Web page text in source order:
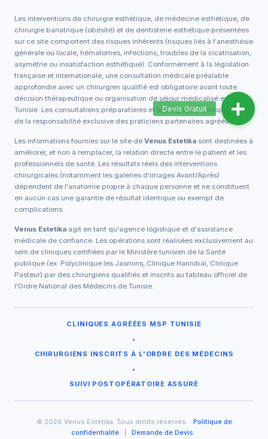
Les interventions de chirurgie esthétique, de médecine esthétique, de
chirurgie bariatrique (obésité) et de dentisterie esthétique présentées
sur ce site comportent des risques inhérents (risques liés à l'anesthésie
générale ou locale, hématomes, infections, troubles de la cicatrisation,
asymétrie ou insatisfaction esthétique). Conformément à la législation
française et internationale, une consultation médicale préalable
approfondie avec un chirurgien qualifié est obligatoire avant toute
décision thérapeutique ou organisation de séjour médicalisé en
Tunisie. Les consultations préparatoires et le diagnostic clinique sont
de la responsabilité exclusive des praticiens partenaires agréés.
Les informations fournies sur le site de Venus Estetika sont destinées à
améliorer, et non à remplacer, la relation directe entre le patient et les
professionnels de santé. Les résultats réels des interventions
chirurgicales (notamment les galeries d'images Avant/Après)
dépendent de l'anatomie propre à chaque personne et ne constituent
en aucun cas une garantie de résultat identique ou exempt de
complications.
Venus Estetika agit en tant qu'agence logistique et d'assistance
médicale de confiance. Les opérations sont réalisées exclusivement au
sein de cliniques certifiées par le Ministère tunisien de la Santé
publique (ex: Polyclinique les Jasmins, Clinique Hannibal, Clinique
Pasteur) par des chirurgiens qualifiés et inscrits au tableau officiel de
l'Ordre National des Médecins de Tunisie.
CLINIQUES AGRÉÉES MSP TUNISIE
•
CHIRURGIENS INSCRITS À L'ORDRE DES MÉDECINS
•
SUIVI POSTOPÉRATOIRE ASSURÉ
© 2026 Venus Estetika. Tous droits réservés.
Politique de
confidentialité
Demande de Devis